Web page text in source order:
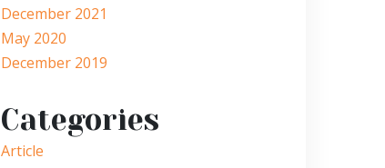
December 2021
May 2020
December 2019
Categories
Article